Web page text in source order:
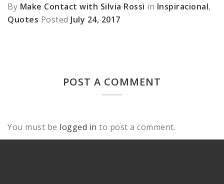
By Make Contact with Silvia Rossi in Inspiracional,
Quotes Posted July 24, 2017
POST A COMMENT
You must be logged in to post a comment.